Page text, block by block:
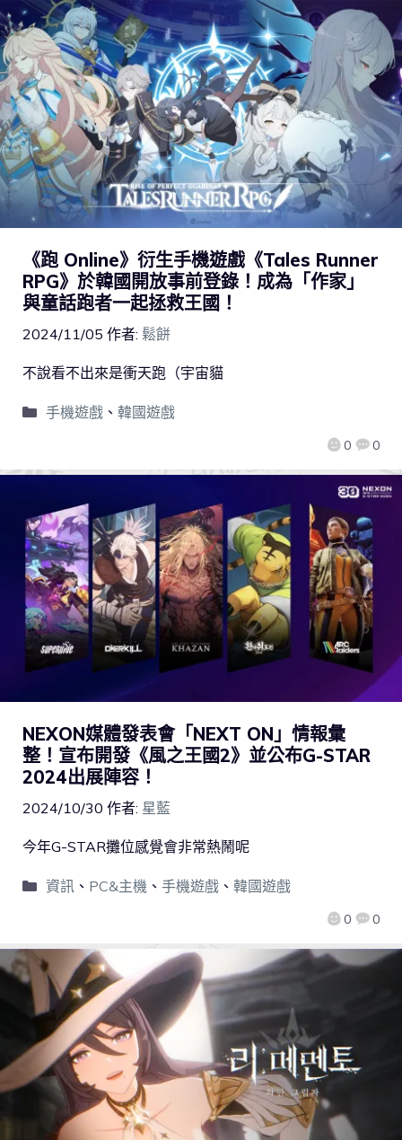
《跑 Online》衍生手機遊戲《Tales Runner
RPG》於韓國開放事前登錄！成為「作家」
與童話跑者一起拯救王國！
2024/11/05 作者: 鬆餅
0 0
不說看不出來是衝天跑（宇宙貓
手機遊戲、 韓國遊戲
NEXON媒體發表會「NEXT ON」情報彙
整！宣布開發《風之王國2》並公布G-STAR
2024出展陣容！
2024/10/30 作者: 星藍
0 0
今年G-STAR攤位感覺會非常熱鬧呢
資訊、 PC&主機 、 手機遊戲、 韓國遊戲